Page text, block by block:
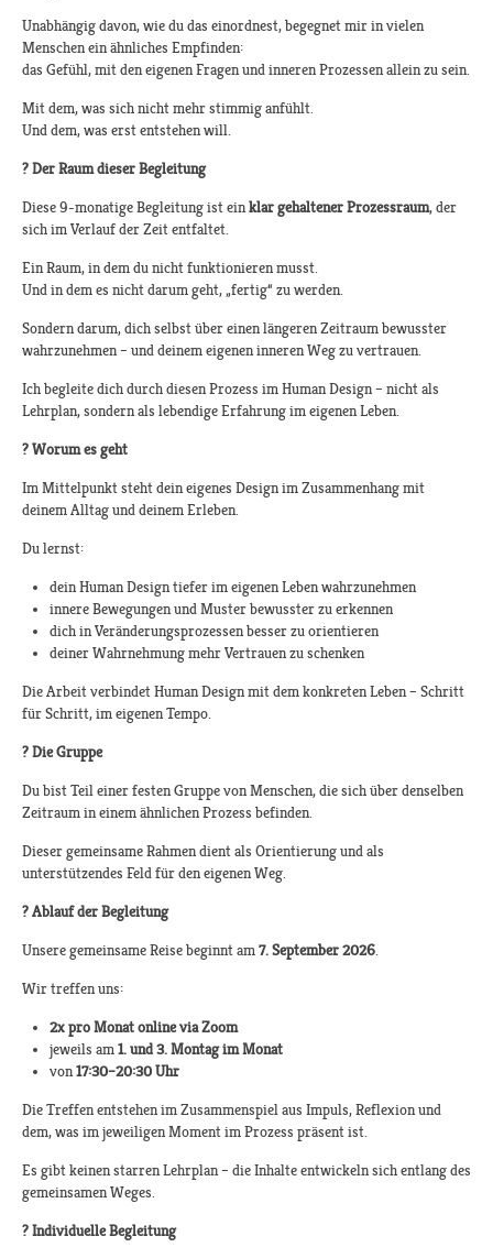
Unabhängig davon, wie du das einordnest, begegnet mir in vielen
Menschen ein ähnliches Empfinden:
das Gefühl, mit den eigenen Fragen und inneren Prozessen allein zu sein.
Mit dem, was sich nicht mehr stimmig anfühlt.
Und dem, was erst entstehen will.
?Der Raum dieser Begleitung
Diese 9-monatige Begleitung ist einklar gehaltener Prozessraum, der
sich im Verlauf der Zeit entfaltet.
Ein Raum, in dem du nicht funktionieren musst.
Und in dem es nicht darum geht, „fertig“ zu werden.
Sondern darum, dich selbst über einen längeren Zeitraum bewusster
wahrzunehmen – und deinem eigenen inneren Weg zu vertrauen.
Ich begleite dich durch diesen Prozess im Human Design – nicht als
Lehrplan, sondern als lebendige Erfahrung im eigenen Leben.
?Worum es geht
Im Mittelpunkt steht dein eigenes Design im Zusammenhang mit
deinem Alltag und deinem Erleben.
Du lernst:
dein Human Design tiefer im eigenen Leben wahrzunehmen
innere Bewegungen und Muster bewusster zu erkennen
dich in Veränderungsprozessen besser zu orientieren
deiner Wahrnehmung mehr Vertrauen zu schenken
Die Arbeit verbindet Human Design mit dem konkreten Leben – Schritt
für Schritt, im eigenen Tempo.
?Die Gruppe
Du bist Teil einer festen Gruppe von Menschen, die sich über denselben
Zeitraum in einem ähnlichen Prozess befinden.
Dieser gemeinsame Rahmen dient als Orientierung und als
unterstützendes Feld für den eigenen Weg.
?Ablauf der Begleitung
Unsere gemeinsame Reise beginnt am7. September 2026.
Wir treffen uns:
2x pro Monat online via Zoom
jeweils am1. und 3. Montag im Monat
von17:30–20:30 Uhr
Die Treffen entstehen im Zusammenspiel aus Impuls, Reflexion und
dem, was im jeweiligen Moment im Prozess präsent ist.
Es gibt keinen starren Lehrplan – die Inhalte entwickeln sich entlang des
gemeinsamen Weges.
?Individuelle Begleitung